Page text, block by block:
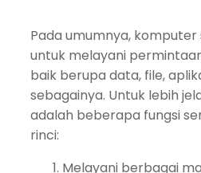
Pada umumnya,
untuk melayani
baik berupa data, file,
sebagainya. Untuk lebih
adalah beberapa fungsi
rinci:
Melayani berbagai